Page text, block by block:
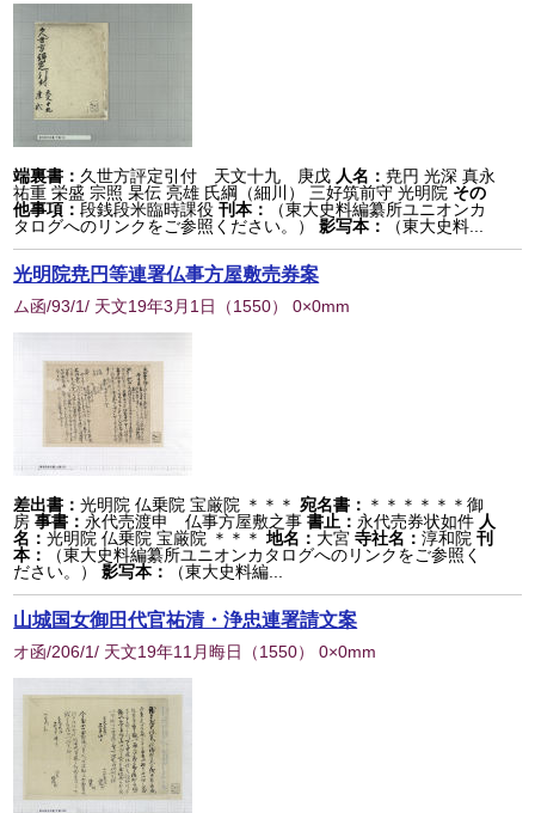
端裏書： 久世方評定引付 天文十九 庚戊 人名：尭円 光深 真永
祐重 栄盛 宗照 杲伝 亮雄 氏綱（細川） 三好筑前守 光明院 その
他事項：段銭段米臨時課役 刊本：
（東大史料編纂所ユニオンカ
タログへのリンクをご参照ください。）
影写本： （東大史料...
光明院尭円等連署仏事方屋敷売券案
ム函/93/1/ 天文19年3月1日 （1550） 0×0mm
差出書：光明院 仏乗院 宝厳院 ＊＊＊ 宛名書： ＊＊＊＊＊＊御
房 事書： 永代売渡申 仏事方屋敷之事 書止： 永代売券状如件 人
名：光明院 仏乗院 宝厳院 ＊＊＊ 地名： 大宮 寺社名：淳和院 刊
本：
（東大史料編纂所ユニオンカタログへのリンクをご参照く
ださい。）
影写本： （東大史料編...
山城国女御田代官祐清・浄忠連署請文案
オ函/206/1/ 天文19年11月晦日 （1550） 0×0mm